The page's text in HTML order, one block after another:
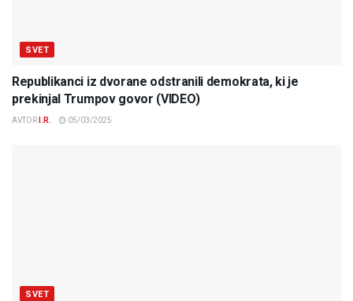
SVET
Republikanci iz dvorane odstranili demokrata, ki je
prekinjal Trumpov govor (VIDEO)
AVTOR I.R. 05/03/2025
SVET